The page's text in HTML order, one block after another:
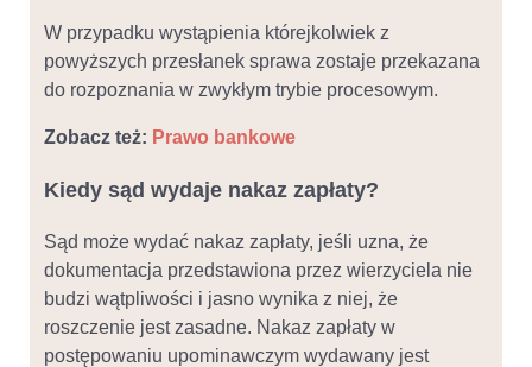
W przypadku wystąpienia którejkolwiek z
powyższych przesłanek sprawa zostaje przekazana
do rozpoznania w zwykłym trybie procesowym.
Zobacz też: Prawo bankowe
Kiedy sąd wydaje nakaz zapłaty?
Sąd może wydać nakaz zapłaty, jeśli uzna, że
dokumentacja przedstawiona przez wierzyciela nie
budzi wątpliwości i jasno wynika z niej, że
roszczenie jest zasadne. Nakaz zapłaty w
postępowaniu upominawczym wydawany jest